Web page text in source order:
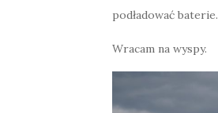
podładować baterie.
Wracam na wyspy.